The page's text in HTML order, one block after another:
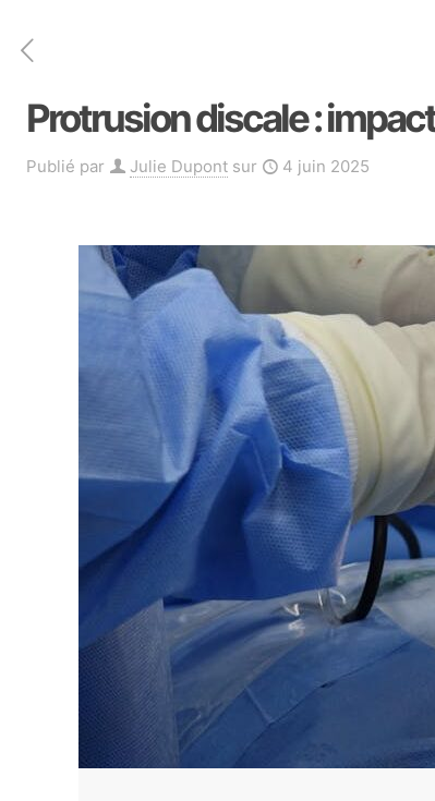
Protrusion discale :
Publié par Julie Dupont sur 4 juin 2025